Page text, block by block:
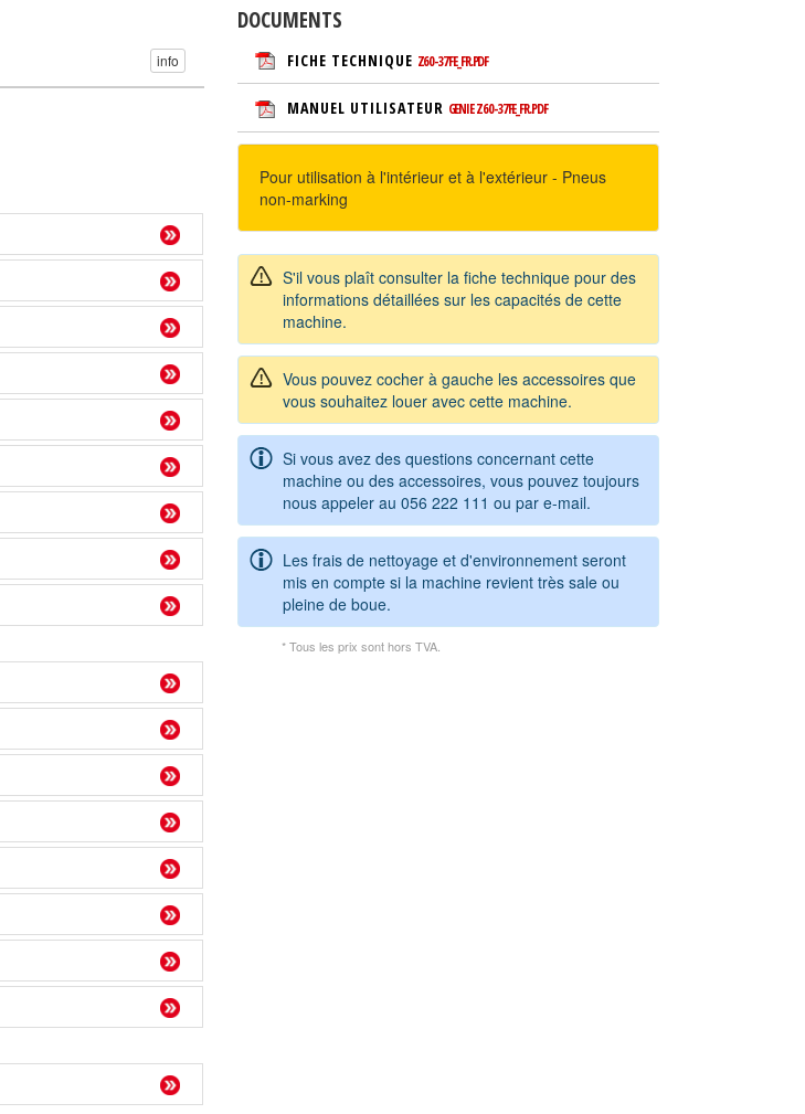
info
DOCUMENTS
FICHE TECHNIQUE Z60-37FE_FR.PDF
MANUEL UTILISATEUR GENIE Z60-37FE_FR.PDF
Pour utilisation à l'intérieur et à l'extérieur - Pneus
non-marking
S'il vous plaît consulter la fiche technique pour des
informations détaillées sur les capacités de cette
machine.
Vous pouvez cocher à gauche les accessoires que
vous souhaitez louer avec cette machine.
Si vous avez des questions concernant cette
machine ou des accessoires, vous pouvez toujours
nous appeler au 056 222 111 ou par e-mail.
Les frais de nettoyage et d'environnement seront
mis en compte si la machine revient très sale ou
pleine de boue.
* Tous les prix sont hors TVA.